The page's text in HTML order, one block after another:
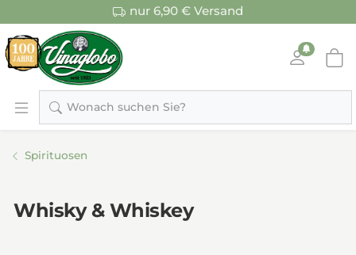
nur 6,90 € Versand
Wonach suchen Sie?
Spirituosen
Whisky & Whiskey